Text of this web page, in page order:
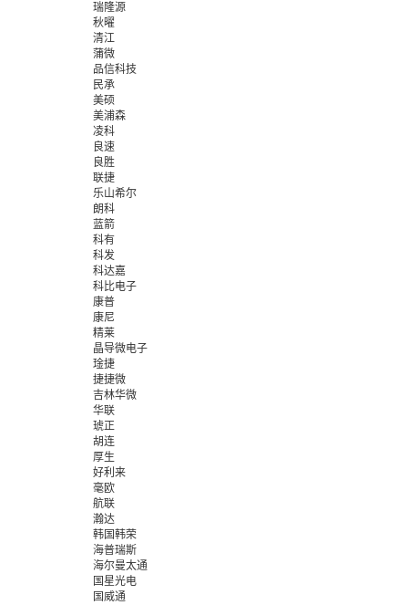
瑞隆源
秋曜
清江
蒲微
品信科技
民承
美硕
美浦森
凌科
良速
良胜
联捷
乐山希尔
朗科
蓝箭
科有
科发
科达嘉
科比电子
康普
康尼
精莱
晶导微电子
琻捷
捷捷微
吉林华微
华联
琥正
胡连
厚生
好利来
毫欧
航联
瀚达
韩国韩荣
海普瑞斯
海尔曼太通
国星光电
国威通